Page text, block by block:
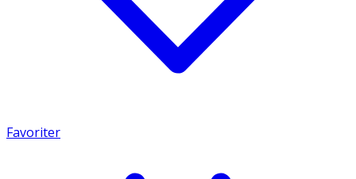
Favoriter